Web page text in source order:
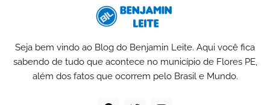
Seja bem vindo ao Blog do Benjamin Leite. Aqui você fica
sabendo de tudo que acontece no município de Flores PE,
além dos fatos que ocorrem pelo Brasil e Mundo.